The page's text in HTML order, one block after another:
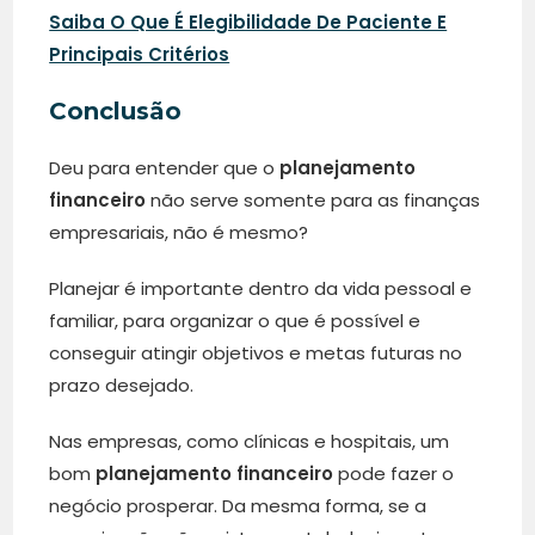
Saiba O Que É Elegibilidade De Paciente E
Principais Critérios
Conclusão
Deu para entender que o planejamento
financeironão serve somente para as finanças
empresariais, não é mesmo?
Planejar é importante dentro da vida pessoal e
familiar, para organizar o que é possível e
conseguir atingir objetivos e metas futuras no
prazo desejado.
Nas empresas, como clínicas e hospitais, um
bom planejamento financeiropode fazer o
negócio prosperar. Da mesma forma, se a